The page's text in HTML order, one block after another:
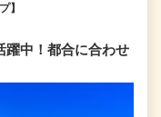
】
躍中！都合に合わせ